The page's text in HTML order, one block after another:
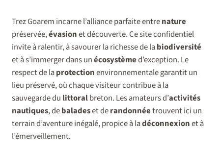
Trez Goarem incarne l’alliance parfaite entrenature
préservée,évasionet découverte. Ce site confidentiel
invite à ralentir, à savourer la richesse de labiodiversité
et à s’immerger dans unécosystèmed’exception. Le
respect de laprotectionenvironnementale garantit un
lieu préservé, où chaque visiteur contribue à la
sauvegarde du littoralbreton. Les amateurs d’activités
nautiques, debaladeset derandonnéetrouvent ici un
terrain d’aventure inégalé, propice à ladéconnexionet à
l’émerveillement.